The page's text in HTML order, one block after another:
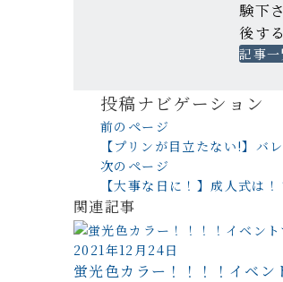
験下
後す
記事一
投稿ナビゲーション
前のページ
【プリンが目立たない!】バ
次のページ
【大事な日に！】成人式は！
関連記事
2021年12月24日
蛍光色カラー！！！！イベン